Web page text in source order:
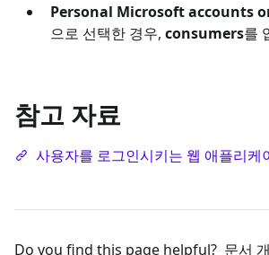
Personal Microsoft accounts
으로 선택한 경우, consumers를
참고 자료
사용자를 로그인시키는 웹 애플리케
Do you find this page helpful? 문서